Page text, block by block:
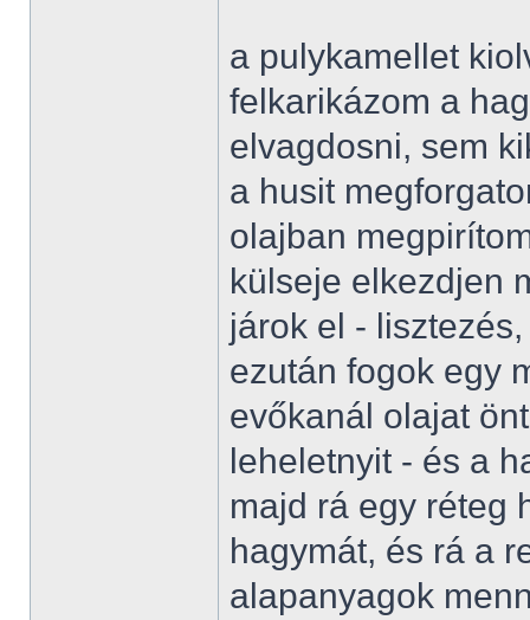
a pulykamellet
felkarikázom a
elvagdosni, sem
a husit
olajban
külseje elkezdjen
járok el -
ezután fogok egy
evőkanál olajat
leheletnyit - és a
majd rá egy réteg
hagymát, és rá a
alapanyagok